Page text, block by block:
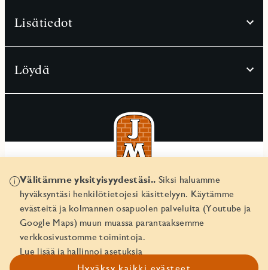
Välitämme yksityisyydestäsi.. Siksi haluamme
hyväksyntäsi henkilötietojesi käsittelyyn. Käytämme
evästeitä ja kolmannen osapuolen palveluita (Youtube ja
Google Maps) muun muassa parantaaksemme
verkkosivustomme toimintoja.
Lue lisää ja hallinnoi asetuksia
Lisätiedot
Löydä
© JM Suomi OY 2026
Yritystunnus 1974161-8